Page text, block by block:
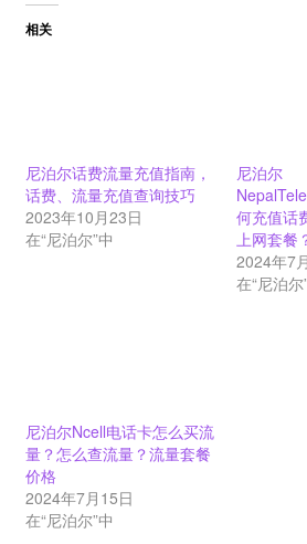
相关
尼泊尔话费流量充值指南，
话费、流量充值查询技巧
2023年10月23日
在“尼泊尔”中
尼泊尔
何充值话
上网套餐
2024年7
在“尼泊尔
尼泊尔Ncell电话卡怎么买流
量？怎么查流量？流量套餐
价格
2024年7月15日
在“尼泊尔”中